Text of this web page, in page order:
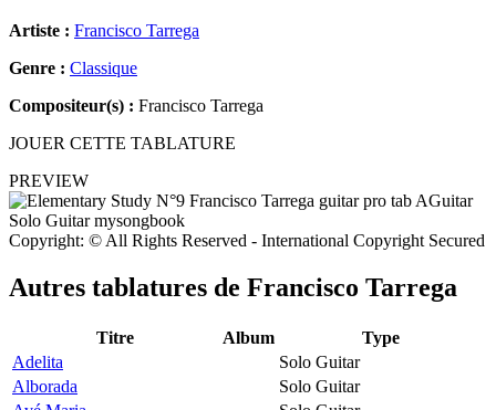
Artiste : Francisco Tarrega
Genre : Classique
Compositeur(s) : Francisco Tarrega
JOUER CETTE TABLATURE
PREVIEW
Copyright: © All Rights Reserved - International Copyright Secured
Autres tablatures de Francisco Tarrega
Titre Album
Type
Adelita
Solo Guitar
Alborada
Solo Guitar